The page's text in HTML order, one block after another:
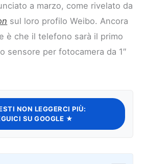
a marzo, come rivelato da
sul loro profilo Weibo. Ancora
è che il telefono sarà il primo
sensore per fotocamera da 1″
NON LEGGERCI PIÙ:
SU GOOGLE ★